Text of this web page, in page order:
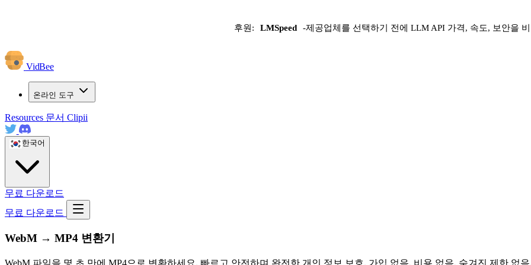
후원: LMSpeed -제공업체를 선택하기 전에 LLM API 가격, 속도, 보안을
VidBee
온라인 도구
Resources 문서 Clipii
한국어
무료 다운로드
무료 다운로드
WebM → MP4 변환기
WebM 파일을 몇 초 만에 MP4으로 변환하세요. 빠르고 안전하며 완전한 개인 정보 보호. 가입 없음, 비용 없음, 숨겨진 제한 없음.